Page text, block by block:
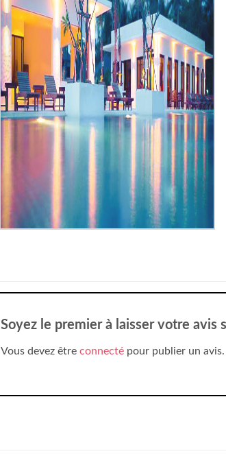
Soyez le premier à laisser votre avis
Vous devez être connecté pour publier un avis.